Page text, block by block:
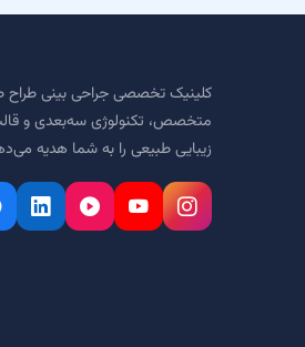
کلینیک تخصصی جراحی بینی طراح
متخصص، تکنولوژی سه‌بعدی و
زیبایی طبیعی را به شما هدیه